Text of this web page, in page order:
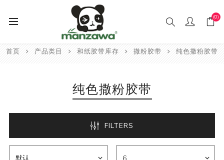
(0)
首页 产品类目 和纸胶带库存 撒粉胶带 纯色撒粉胶带
纯色撒粉胶带
FILTERS